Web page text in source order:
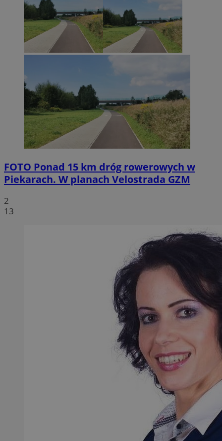
FOTO Ponad 15 km dróg rowerowych w
Piekarach. W planach Velostrada GZM
2
13